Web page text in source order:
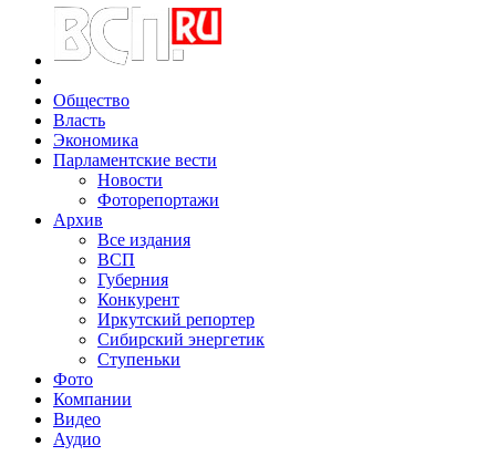
Общество
Власть
Экономика
Парламентские вести
Новости
Фоторепортажи
Архив
Все издания
ВСП
Губерния
Конкурент
Иркутский репортер
Сибирский энергетик
Ступеньки
Фото
Компании
Видео
Аудио